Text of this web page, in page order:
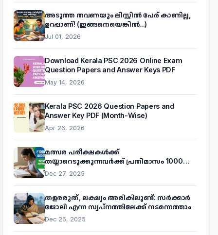
അടുത്ത തവണയും ലിസ്റ്റിൽ പേര് കാണില്ല,
ഉറപ്പാണ്! (ഇങ്ങനെയെങ്കിൽ...)
Jul 01, 2026
Download Kerala PSC 2026 Online Exam
Question Papers and Answer Keys PDF
May 14, 2026
Kerala PSC 2026 Question Papers and
Answer Key PDF (Month-Wise)
Apr 26, 2026
മത്സര പരീക്ഷകൾക്ക്
തയ്യാറെടുക്കുന്നവർക്ക് പ്രതിമാസം 1000
രൂപ! മുഖ്യമന്ത്രിയുടെ 'കണക്ട് ടു വർക്ക്'
പദ്ധതിയെക്കുറിച്ച് അറിയാം
Dec 27, 2025
തളരരുത്, ലക്ഷ്യം അരികിലുണ്ട്: സർക്കാർ
ജോലി എന്ന സ്വപ്നത്തിലേക്ക് നടന്നെത്താം
Dec 26, 2025